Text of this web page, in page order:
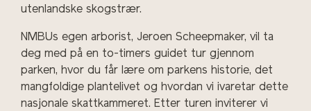
utenlandske skogstrær.
NMBUs egen arborist, Jeroen Scheepmaker, vil ta
deg med på en to-timers guidet tur gjennom
parken, hvor du får lære om parkens historie, det
mangfoldige plantelivet og hvordan vi ivaretar dette
nasjonale skattkammeret. Etter turen inviterer vi